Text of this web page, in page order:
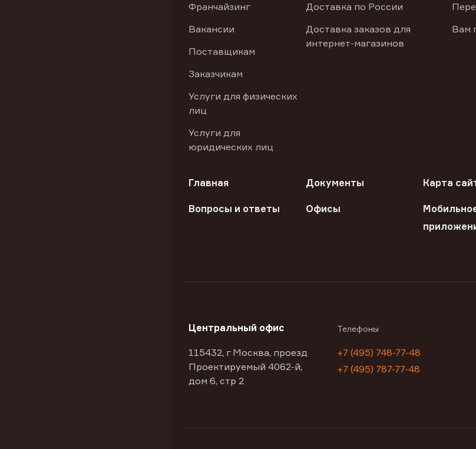
Франчайзинг
Вакансии
Поставщикам
Заказчикам
Услуги для физических
лиц
Услуги для
юридических лиц
Доставка по России
Доставка заказов для
интернет-магазинов
Вам
Главная Документы Карта
Вопросы и ответы Офисы
Центральный офис
115432, г Москва, проезд
Проектируемый 4062-й,
дом 6, стр 2
Телефоны
+7 (495) 748-77-48
+7 (495) 787-77-48